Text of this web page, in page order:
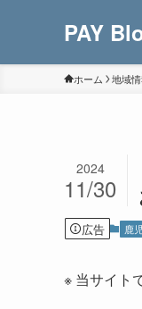
PAY
ホーム 地域
2024
11/30
広告 鹿
※ 当サイト